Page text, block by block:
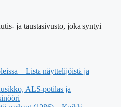
ja taustasivusto, joka syntyi
– Lista näyttelijöistä ja
ALS-potilas ja